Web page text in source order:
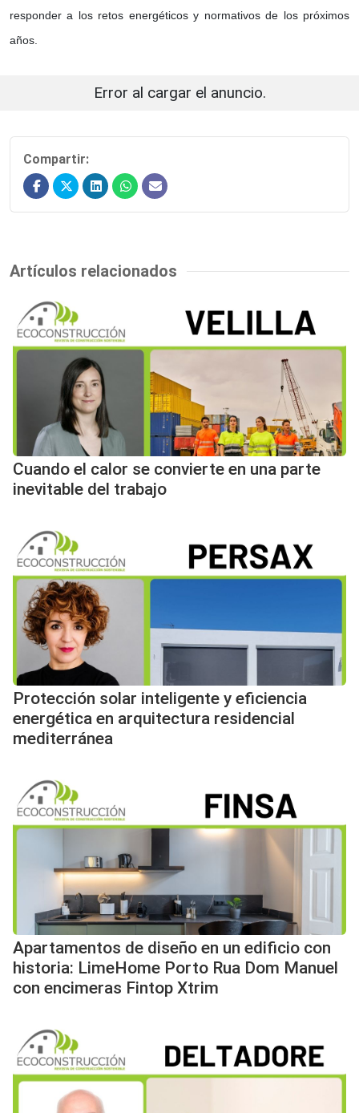
responder a los retos energéticos y normativos de los próximos
años.
Error al cargar el anuncio.
Compartir:
Artículos relacionados
Cuando el calor se convierte en una parte
inevitable del trabajo
Protección solar inteligente y eficiencia
energética en arquitectura residencial
mediterránea
Apartamentos de diseño en un edificio con
historia: LimeHome Porto Rua Dom Manuel
con encimeras Fintop Xtrim